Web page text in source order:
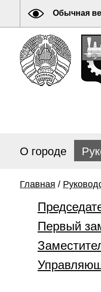
Обычная
О городе
Главная /
Первый